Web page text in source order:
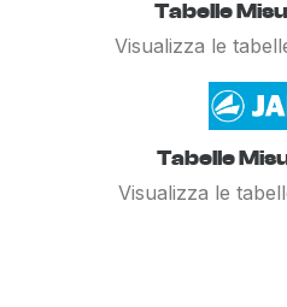
Tabelle
Visualizza le
Tabelle
Visualizza le